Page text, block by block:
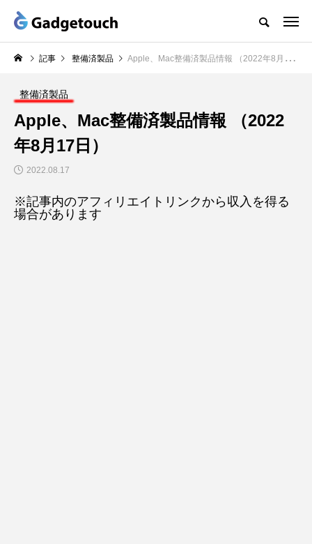
記事 整備済製品 Apple、Mac整備済製品情報 （2022年8月17日）
整備済製品
Apple、Mac整備済製品情報 （2022
年8月17日）
2022.08.17
※記事内のアフィリエイトリンクから収入を得る
場合があります